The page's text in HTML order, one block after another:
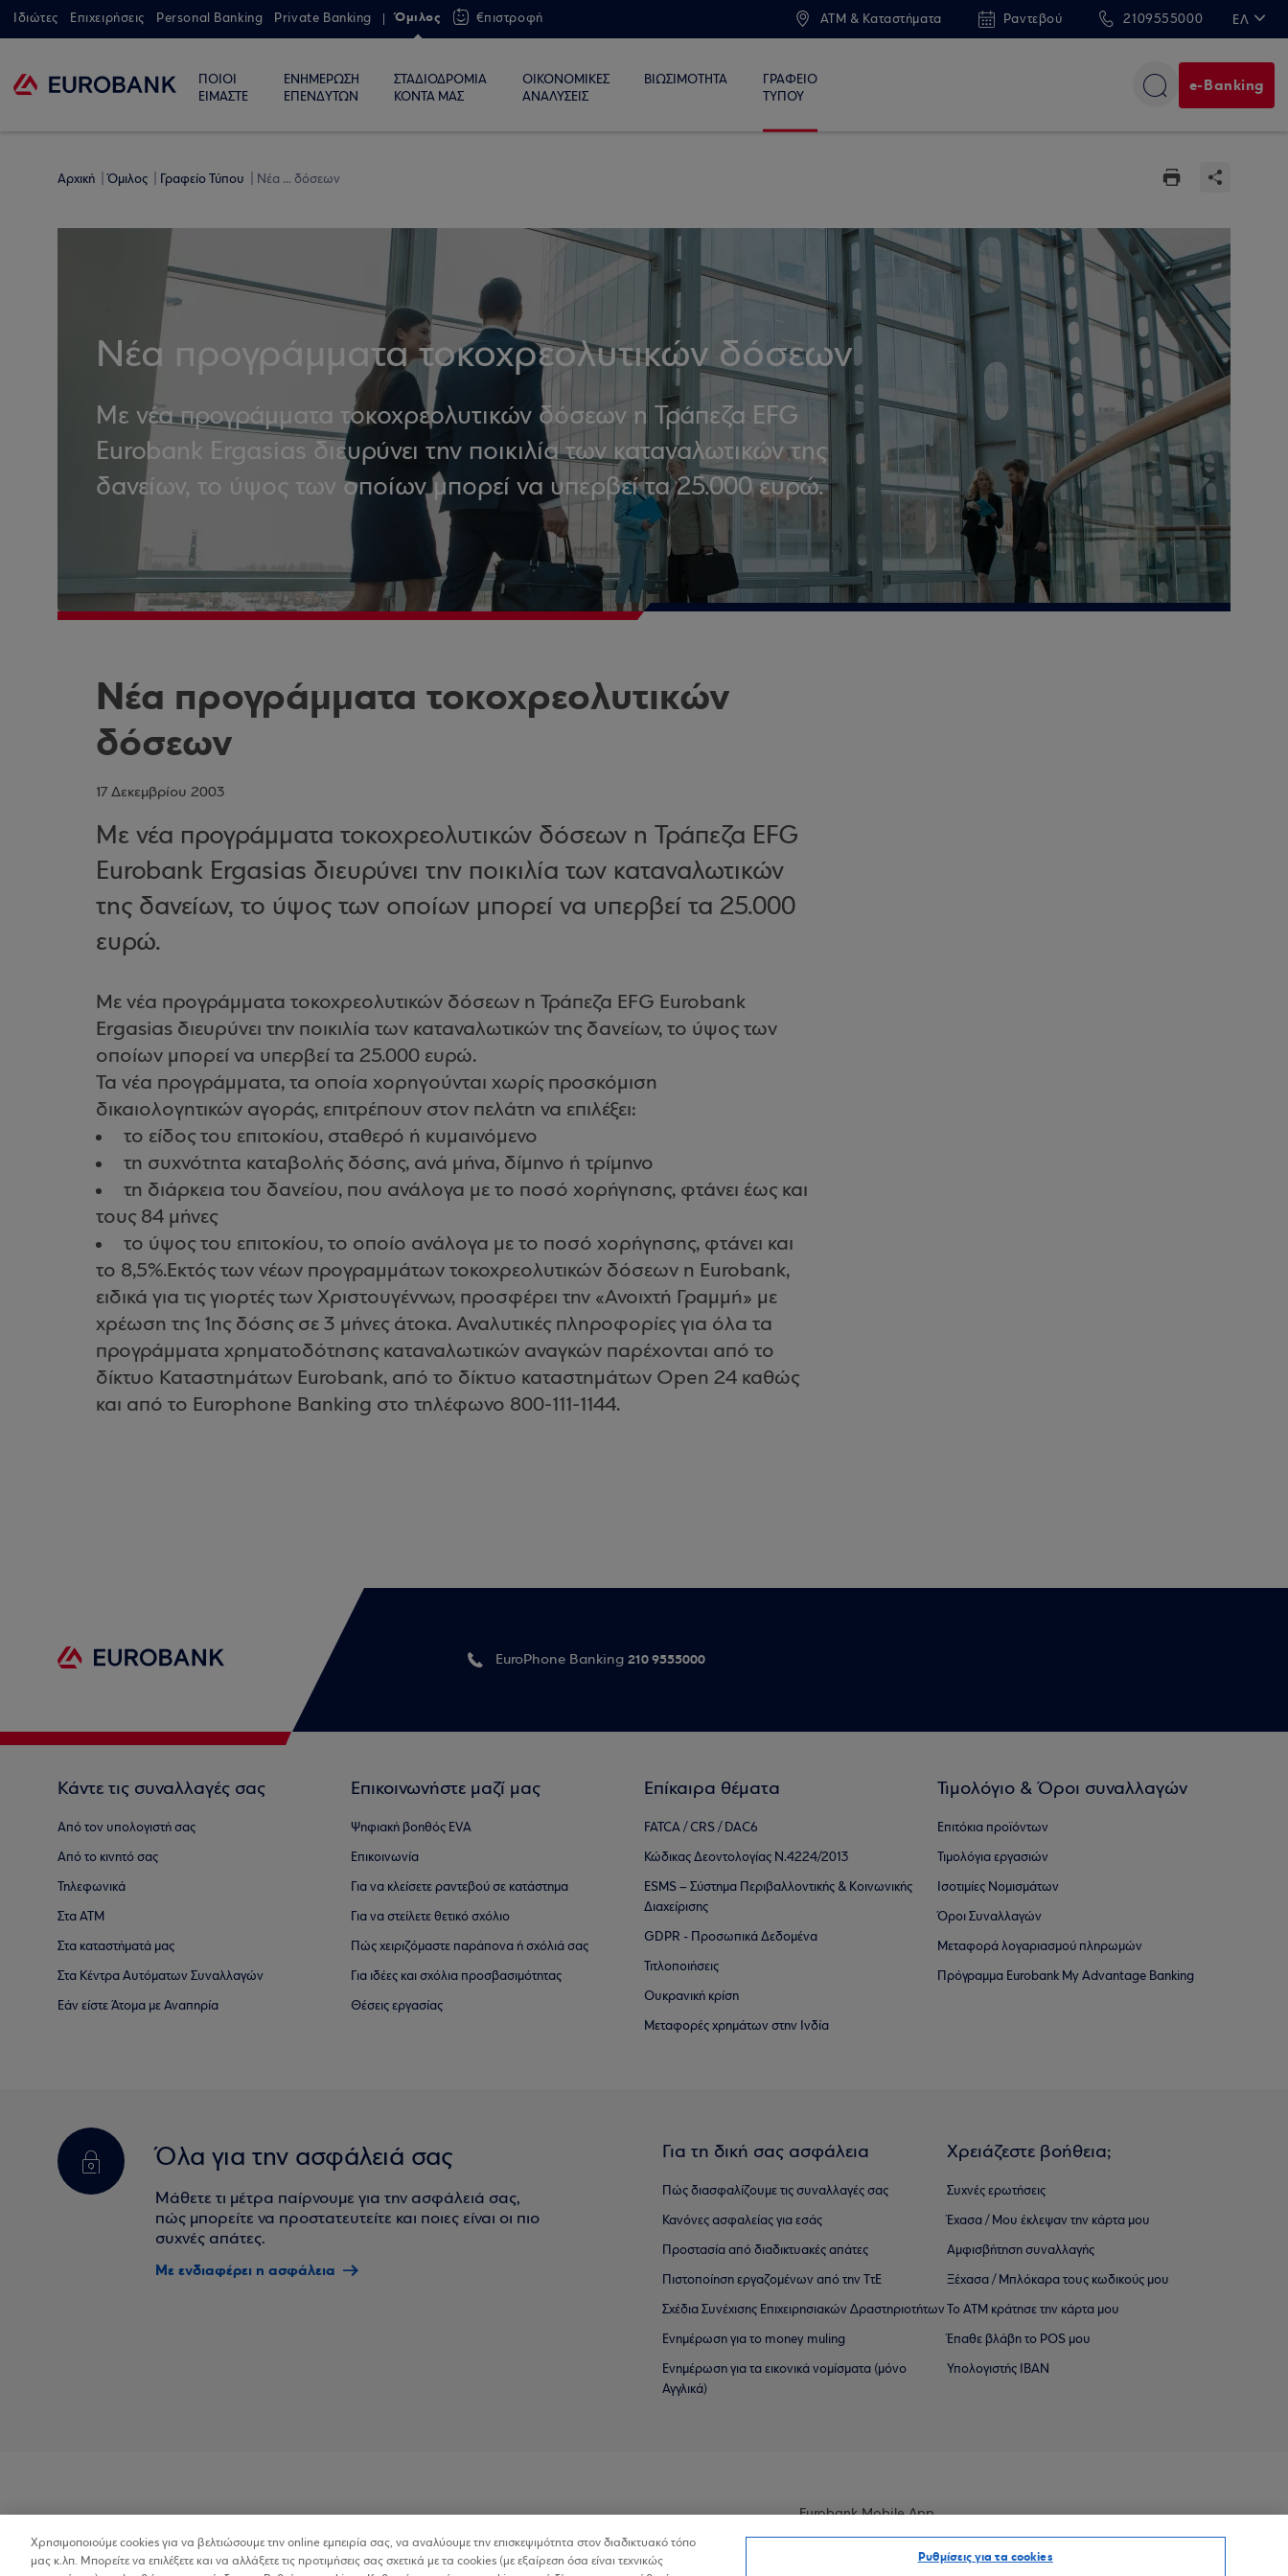
Ιδιώτες Επιχειρήσεις Personal Banking Private Banking Όμιλος €πιστροφή ATM & Καταστήματα Ραντεβού 2109555000 ΕΛ
ΠΟΙΟΙ
ΕΙΜΑΣΤΕ
ΕΝΗΜΕΡΩΣΗ
ΕΠΕΝΔΥΤΩΝ
ΣΤΑΔΙΟΔΡΟΜΙΑ
ΚΟΝΤΑ ΜΑΣ
ΟΙΚΟΝΟΜΙΚΕΣ
ΑΝΑΛΥΣΕΙΣ
ΒΙΩΣΙΜΟΤΗΤΑ
ΓΡΑΦΕΙΟ
ΤΥΠΟΥ
e-Banking
Αρχική Όμιλος Γραφείο Τύπου Νέα ... δόσεων
Νέα προγράμματα τοκοχρεολυτικών δόσεων
Με νέα προγράμματα τοκοχρεολυτικών δόσεων η Τράπεζα EFG
Eurobank Ergasias διευρύνει την ποικιλία των καταναλωτικών της
δανείων, το ύψος των οποίων μπορεί να υπερβεί τα 25.000 ευρώ.
Νέα προγράμματα τοκοχρεολυτικών
δόσεων
17 Δεκεμβρίου 2003
Με νέα προγράμματα τοκοχρεολυτικών δόσεων η Τράπεζα EFG
Eurobank Ergasias διευρύνει την ποικιλία των καταναλωτικών
της δανείων, το ύψος των οποίων μπορεί να υπερβεί τα 25.000
ευρώ.
Με νέα προγράμματα τοκοχρεολυτικών δόσεων η Τράπεζα EFG Eurobank
Ergasias διευρύνει την ποικιλία των καταναλωτικών της δανείων, το ύψος των
οποίων μπορεί να υπερβεί τα 25.000 ευρώ.
Τα νέα προγράμματα, τα οποία χορηγούνται χωρίς προσκόμιση
δικαιολογητικών αγοράς, επιτρέπουν στον πελάτη να επιλέξει:
το είδος του επιτοκίου, σταθερό ή κυμαινόμενο
τη συχνότητα καταβολής δόσης, ανά μήνα, δίμηνο ή τρίμηνο
τη διάρκεια του δανείου, που ανάλογα με το ποσό χορήγησης, φτάνει έως και
τους 84 μήνες
το ύψος του επιτοκίου, το οποίο ανάλογα με το ποσό χορήγησης, φτάνει και
το 8,5%.Εκτός των νέων προγραμμάτων τοκοχρεολυτικών δόσεων η Eurobank,
ειδικά για τις γιορτές των Χριστουγέννων, προσφέρει την «Ανοιχτή Γραμμή» με
χρέωση της 1ης δόσης σε 3 μήνες άτοκα. Αναλυτικές πληροφορίες για όλα τα
προγράμματα χρηματοδότησης καταναλωτικών αναγκών παρέχονται από το
δίκτυο Καταστημάτων Eurobank, από το δίκτυο καταστημάτων Open 24 καθώς
και από το Europhone Banking στο τηλέφωνο 800-111-1144.
EuroPhone Banking 210 9555000
Κάντε τις συναλλαγές σας
Από τον υπολογιστή σας
Από το κινητό σας
Τηλεφωνικά
Στα ΑΤΜ
Στα καταστήματά μας
Στα Κέντρα Αυτόματων Συναλλαγών
Εάν είστε Άτομα με Αναπηρία
Επικοινωνήστε μαζί μας
Ψηφιακή βοηθός EVA
Επικοινωνία
Για να κλείσετε ραντεβού σε κατάστημα
Για να στείλετε θετικό σχόλιο
Πώς χειριζόμαστε παράπονα ή σχόλιά σας
Για ιδέες και σχόλια προσβασιμότητας
Θέσεις εργασίας
Επίκαιρα θέματα
FATCA / CRS / DAC6
Κώδικας Δεοντολογίας Ν.4224/2013
ESMS – Σύστημα Περιβαλλοντικής & Κοινωνικής
Διαχείρισης
GDPR - Προσωπικά Δεδομένα
Τιτλοποιήσεις
Ουκρανική κρίση
Μεταφορές χρημάτων στην Ινδία
Τιμολόγιο & Όροι συναλλαγών
Επιτόκια προϊόντων
Τιμολόγια εργασιών
Ισοτιμίες Νομισμάτων
Όροι Συναλλαγών
Μεταφορά λογαριασμού πληρωμών
Πρόγραμμα Eurobank My Advantage Banking
Όλα για την ασφάλειά σας
Μάθετε τι μέτρα παίρνουμε για την ασφάλειά σας,
πώς μπορείτε να προστατευτείτε και ποιες είναι οι πιο
συχνές απάτες.
Με ενδιαφέρει η ασφάλεια
Για τη δική σας ασφάλεια
Πώς διασφαλίζουμε τις συναλλαγές σας
Κανόνες ασφαλείας για εσάς
Προστασία από διαδικτυακές απάτες
Πιστοποίηση εργαζομένων από την ΤτΕ
Σχέδια Συνέχισης Επιχειρησιακών ∆ραστηριοτήτων
Ενημέρωση για το money muling
Ενημέρωση για τα εικονικά νομίσματα (μόνο
Αγγλικά)
Χρειάζεστε βοήθεια;
Συχνές ερωτήσεις
Έχασα / Μου έκλεψαν την κάρτα μου
Αμφισβήτηση συναλλαγής
Ξέχασα / Μπλόκαρα τους κωδικούς μου
Το ΑΤΜ κράτησε την κάρτα μου
Έπαθε βλάβη το POS μου
Υπολογιστής IBAN
Προσβασιμότητα
Eurobank Mobile App
Χρησιμοποιούμε cookies για να βελτιώσουμε την online εμπειρία σας, να αναλύουμε την επισκεψιμότητα στον διαδικτυακό τόπο
μας κ.λπ. Μπορείτε να επιλέξετε και να αλλάξετε τις προτιμήσεις σας σχετικά με τα cookies (με εξαίρεση όσα είναι τεχνικώς
Ρυθμίσεις για τα cookies